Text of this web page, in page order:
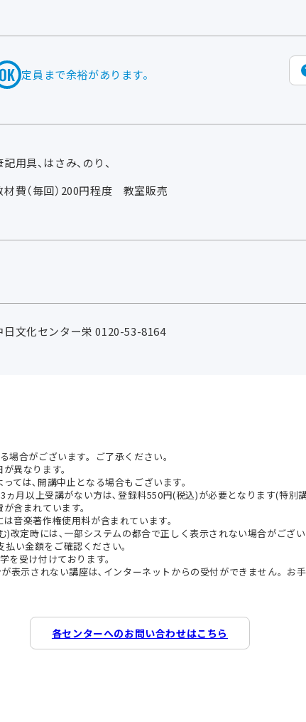
定員まで余裕があります。
記用具、はさみ、のり、
材費（毎回）200円程度 教室販売
日文化センター栄 0120-53-8164
場合がございます。ご了承ください。
異なります。
ては､開講中止となる場合もございます。
ヵ月以上受講がない方は､登録料550円(税込)が必要となります(特別講
含まれています。
音楽著作権使用料が含まれています。
)改定時には､一部システムの都合で正しく表示されない場合がござ
い金額をご確認ください。
を受け付けております。
表示されない講座は､インターネットからの受付ができません。お
各センターへのお問い合わせはこちら